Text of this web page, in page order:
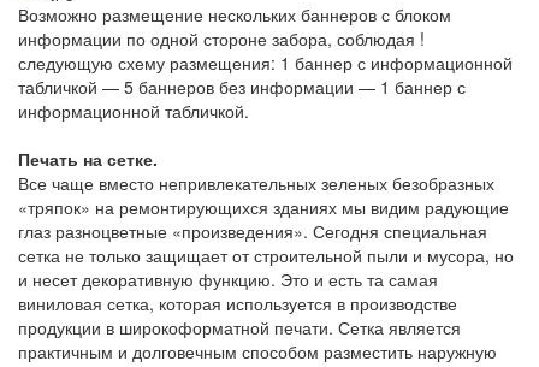
Возможно размещение нескольких баннеров с блоком
информации по одной стороне забора, соблюдая !
следующую схему размещения: 1 баннер с информационной
табличкой — 5 баннеров без информации — 1 баннер с
информационной табличкой.
Печать на сетке.
Все чаще вместо непривлекательных зеленых безобразных
«тряпок» на ремонтирующихся зданиях мы видим радующие
глаз разноцветные «произведения». Сегодня специальная
сетка не только защищает от строительной пыли и мусора, но
и несет декоративную функцию. Это и есть та самая
виниловая сетка, которая используется в производстве
продукции в широкоформатной печати. Сетка является
практичным и долговечным способом разместить наружную